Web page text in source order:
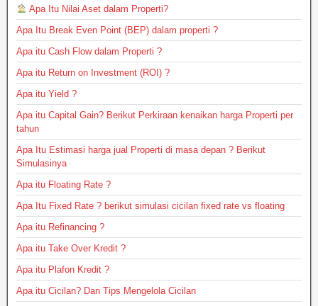
Apa Itu Nilai Aset dalam Properti?
Apa Itu Break Even Point (BEP) dalam properti ?
Apa itu Cash Flow dalam Properti ?
Apa itu Return on Investment (ROI) ?
Apa itu Yield ?
Apa itu Capital Gain? Berikut Perkiraan kenaikan harga Properti per
tahun
Apa Itu Estimasi harga jual Properti di masa depan ? Berikut
Simulasinya
Apa itu Floating Rate ?
Apa Itu Fixed Rate ? berikut simulasi cicilan fixed rate vs floating
Apa itu Refinancing ?
Apa itu Take Over Kredit ?
Apa itu Plafon Kredit ?
Apa itu Cicilan? Dan Tips Mengelola Cicilan